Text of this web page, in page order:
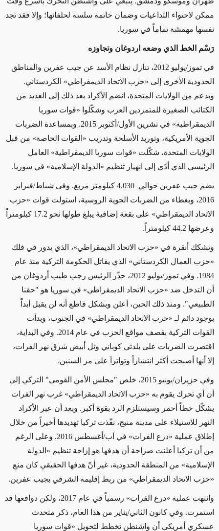
ممكن لاحتواء التداعيات وضمان خاتمة سلسة لحلفائها؛ وإلا فقد تجد
نفسها مهمشة تماماً في سوريا.
رَسْم الخط الذي وضعه اردوغان وتجاوزه
في تموز/يوليو 2012، تنازل نظام الأسد عن جيب عفرين والمناطق
الحدودية الأخرى إلى «حزب الاتحاد الديمقراطي» الكردستاني.
وبدعم من الولايات المتحدة، انضم الأكراد بعد ذلك إلى العديد من
الكتائب الصغيرة للمتمردين العرب وشكّلوا «قوات سوريا
الديمقراطية» في تشرين الأول/أكتوبر 2015. وبمساعدة الضربات
الجوية الأمريكية، وتوريد الأسلحة وتدريب «القوات الخاصة» من قبل
الولايات المتحدة، شكّلت «قوات سوريا الديمقراطية» العامل
الرئيسي الذي أدّى إلى انهيار تنظيم «الدولة الإسلامية» في سوريا.
يضم جيب عفرين حوالي
كيلومتر مربع. وفي شباط/فبراير
2016، وبغطاء من الضربات الجوية الروسية، استولت قوات «حزب
الاتحاد الديمقراطي» على بقعة إضافية يبلغ طولها نحو 17.2 كيلومتراً
وعرضها 44.2 كيلومتراً.
وتشكك أنقرة في «حزب الاتحاد الديمقراطي»، الذي يدور في فلك
«حزب العمال الكردستاني» الذي يقاتل الحكومة التركية منذ عام
1984. وفي تموز/يوليو 2012، حذّر الرئيس رجب طيب أردوغان من
أن التدخل ضد «حزب الاتحاد الديمقراطي» في سوريا هو "حقنا
الطبيعي". ومنذ ذلك الحين، أعلن وبشكل قاطع أنه لن يقبل أبداً
بوجود دائم لـ «حزب الاتحاد الديمقراطي» في الجنوب، وبدأت
القوات التركية بقصف مواقع الحزب في عام 2014. وفي البداية،
اقتصرت الضربات على بلدتي كوباني وتل أبيض شرق نهر الفرات،
إلا أنها أصبحت أكثر انتشاراً وتواتراَ على مر السنين.
وفي حزيران/يونيو 2015، خلص "مجلس الأمن القومي" التركي إلى
أن أي تحرك يقوم به «حزب الاتحاد الديمقراطي» غرب نهر الفرات
يشكّل خطاً أحمر وسيستلزم الرد بقوة أكبر. وبعد أن عبر الأكراد
النهر للاستيلاء على مدينة منبج، نفّذت تركيا تهديدها أخيراً من خلال
إطلاق عملية «درع الفرات» في آب/أغسطس 2016. وعلى الرغم
من أن تركيا أعلنت صراحة أن هدفها هو إزاحة تنظيم «الدولة
الإسلامية» من المنطقة الحدودية، غير أنّ هدفها الحقيقي كان منع
«حزب الاتحاد الديمقراطي» من ربط إقليمه الشرقي بجيب عفرين.
وانتهت عملية «درع الفرات» رسمياً في عام 2017، ولكن دوافعها قد
استمرت. وفي كانون الثاني/يناير من هذا العام، ذكر متحدث
عسكري أمريكي أن واشنطن تخطط لتحويل «قوات سوريا